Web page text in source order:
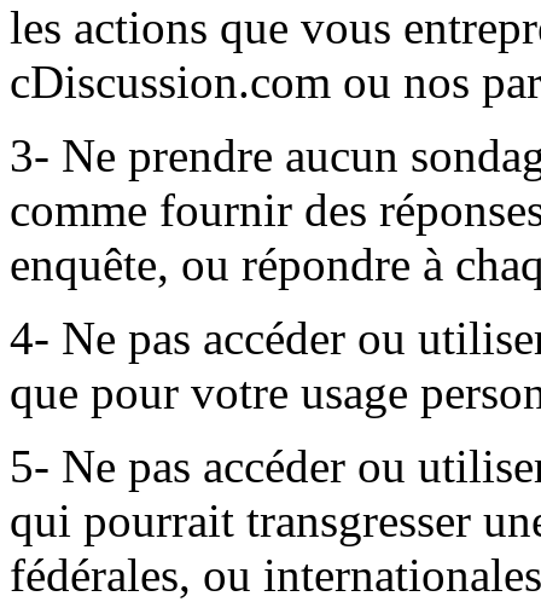
les actions que vous
cDiscussion.com ou nos
3- Ne prendre aucun
comme fournir des
enquête, ou répondre à
4- Ne pas accéder ou
que pour votre usage
5- Ne pas accéder ou
qui pourrait transgresser
fédérales, ou